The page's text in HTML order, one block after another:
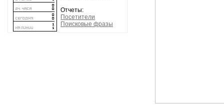
Отчеты:
Посетители
Поисковые фразы